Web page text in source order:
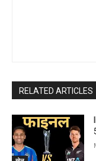
RELATED ARTICLES